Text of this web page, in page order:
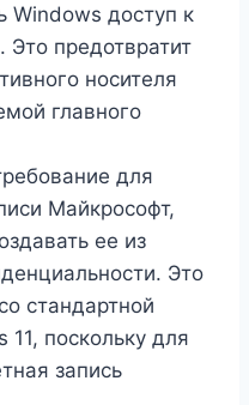
Windows доступ к
предотвратит
носителя
главного
для
Майкрософт,
ее из
Это
стандартной
11, поскольку для
запись